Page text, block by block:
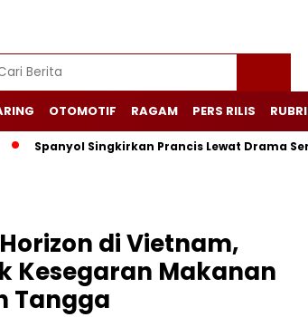
OTOMOTIF RAGAM PERS RILIS
Singkirkan Prancis Lewat Drama Sembilan
di Vietnam,
Kesegaran Makanan
Tangga